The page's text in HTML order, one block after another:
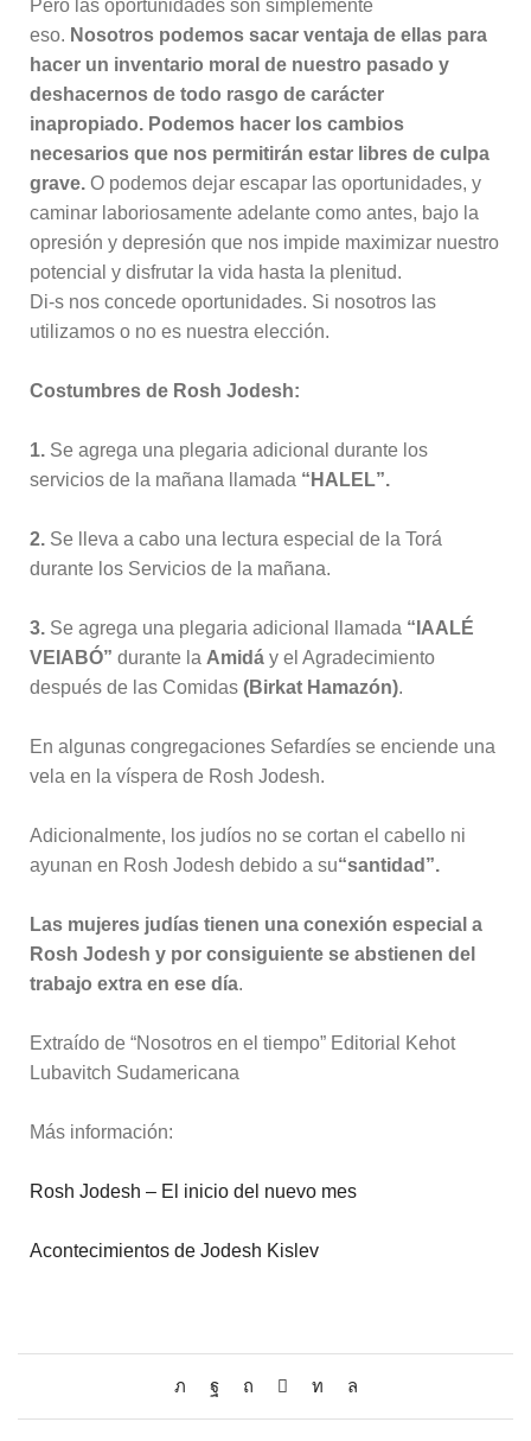
Pero las oportunidades son simplemente
eso. Nosotros podemos sacar ventaja de ellas para
hacer un inventario moral de nuestro pasado y
deshacernos de todo rasgo de carácter
inapropiado. Podemos hacer los cambios
necesarios que nos permitirán estar libres de culpa
grave. O podemos dejar escapar las oportunidades, y
caminar laboriosamente adelante como antes, bajo la
opresión y depresión que nos impide maximizar nuestro
potencial y disfrutar la vida hasta la plenitud.
Di-s nos concede oportunidades. Si nosotros las
utilizamos o no es nuestra elección.
Costumbres de Rosh Jodesh:
1. Se agrega una plegaria adicional durante los
servicios de la mañana llamada “HALEL”.
2. Se lleva a cabo una lectura especial de la Torá
durante los Servicios de la mañana.
3. Se agrega una plegaria adicional llamada “IAALÉ
VEIABÓ” durante la Amidá y el Agradecimiento
después de las Comidas (Birkat Hamazón).
En algunas congregaciones Sefardíes se enciende una
vela en la víspera de Rosh Jodesh.
Adicionalmente, los judíos no se cortan el cabello ni
ayunan en Rosh Jodesh debido a su“santidad”.
Las mujeres judías tienen una conexión especial a
Rosh Jodesh y por consiguiente se abstienen del
trabajo extra en ese día.
Extraído de “Nosotros en el tiempo” Editorial Kehot
Lubavitch Sudamericana
Más información:
Rosh Jodesh – El inicio del nuevo mes
Acontecimientos de Jodesh Kislev